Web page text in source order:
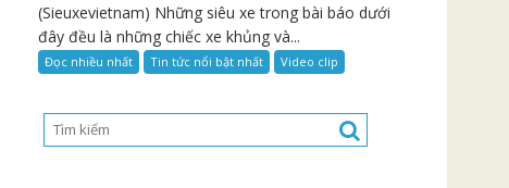
(Sieuxevietnam) Những siêu xe trong bài báo dưới
đây đều là những chiếc xe khủng và...
Đọc nhiều nhất Tin tức nổi bật nhất Video clip